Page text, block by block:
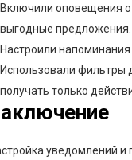
Включили оповещения о
выгодные предложения.
Настроили
Использовали фильтры
получать только
уведомлений и